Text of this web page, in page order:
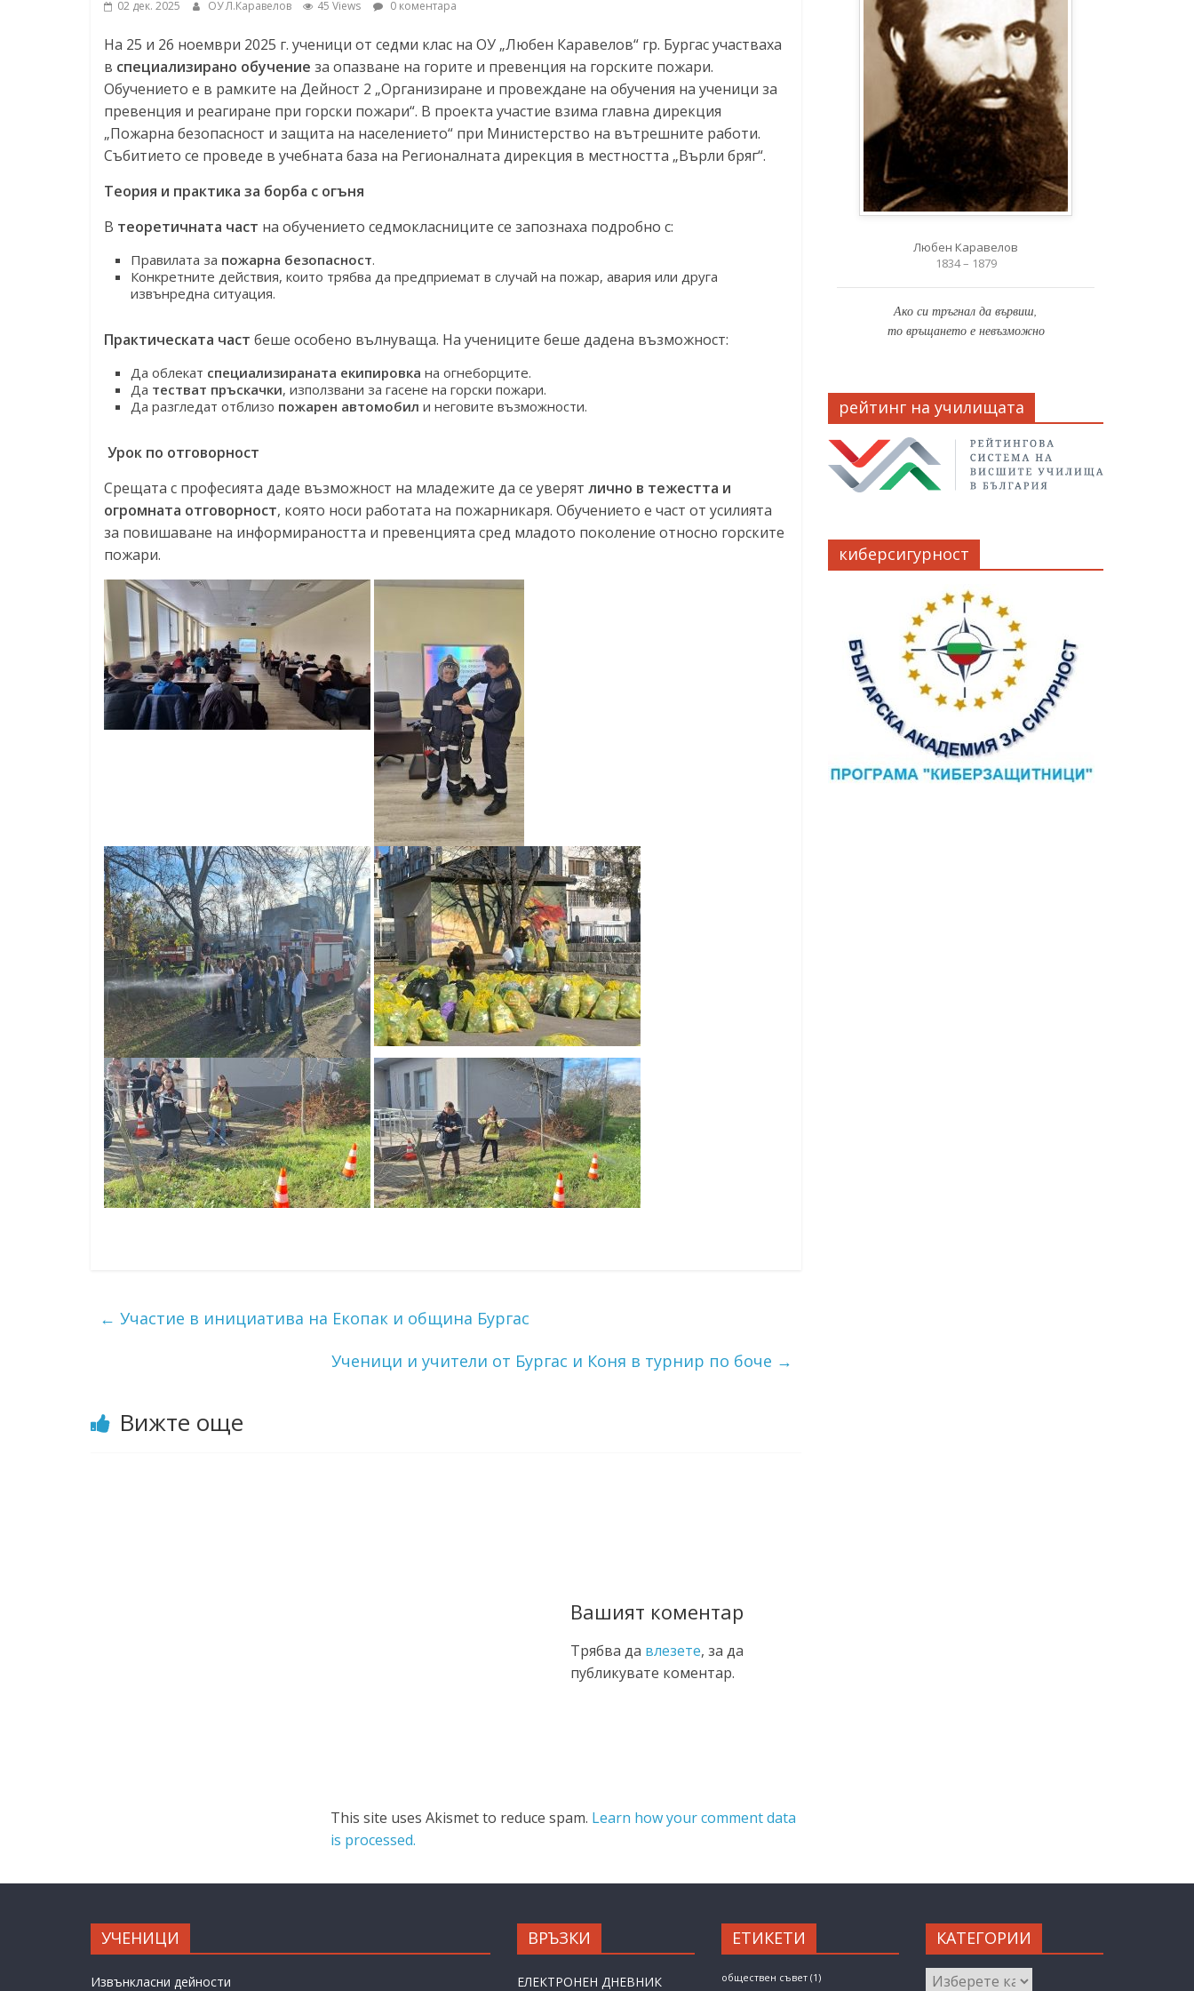
02 дек. 2025 ОУ Л.Каравелов 45 Views 0 коментара
На 25 и 26 ноември 2025 г. ученици от седми клас на ОУ „Любен Каравелов“ гр. Бургас участваха
в специализирано обучение за опазване на горите и превенция на горските пожари.
Обучението е в рамките на Дейност 2 „Организиране и провеждане на обучения на ученици за
превенция и реагиране при горски пожари“. В проекта участие взима главна дирекция
„Пожарна безопасност и защита на населението“ при Министерство на вътрешните работи.
Събитието се проведе в учебната база на Регионалната дирекция в местността „Върли бряг“.
Теория и практика за борба с огъня
В теоретичната част на обучението седмокласниците се запознаха подробно с:
Правилата за пожарна безопасност.
Конкретните действия, които трябва да предприемат в случай на пожар, авария или друга
извънредна ситуация.
Практическата част беше особено вълнуваща. На учениците беше дадена възможност:
Да облекат специализираната екипировка на огнеборците.
Да тестват пръскачки, използвани за гасене на горски пожари.
Да разгледат отблизо пожарен автомобил и неговите възможности.
Урок по отговорност
Срещата с професията даде възможност на младежите да се уверят лично в тежестта и
огромната отговорност, която носи работата на пожарникаря. Обучението е част от усилията
за повишаване на информираността и превенцията сред младото поколение относно горските
пожари.
← Участие в инициатива на Екопак и община Бургас
Ученици и учители от Бургас и Коня в турнир по боче →
Вижте още
Вашият коментар
Трябва да влезете, за да
публикувате коментар.
This site uses Akismet to reduce spam. Learn how your comment data
is processed.
Любен Каравелов
1834 – 1879
Ако си тръгнал да вървиш,
то връщането е невъзможно
рейтинг на училищата
киберсигурност
УЧЕНИЦИ
Извънкласни дейности
ВРЪЗКИ
ЕЛЕКТРОНЕН ДНЕВНИК
ЕТИКЕТИ
обществен съвет(1)
КАТЕГОРИИ
КАТЕГОРИИ